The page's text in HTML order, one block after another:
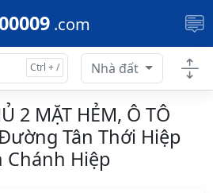
.com
Nhà đất
2 MẶT HẺM, Ô TÔ
Tân Thới Hiệp
Chánh Hiệp